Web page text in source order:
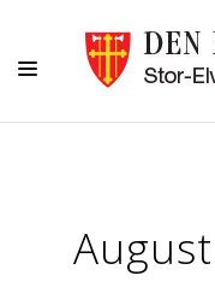
VIGSELAugust